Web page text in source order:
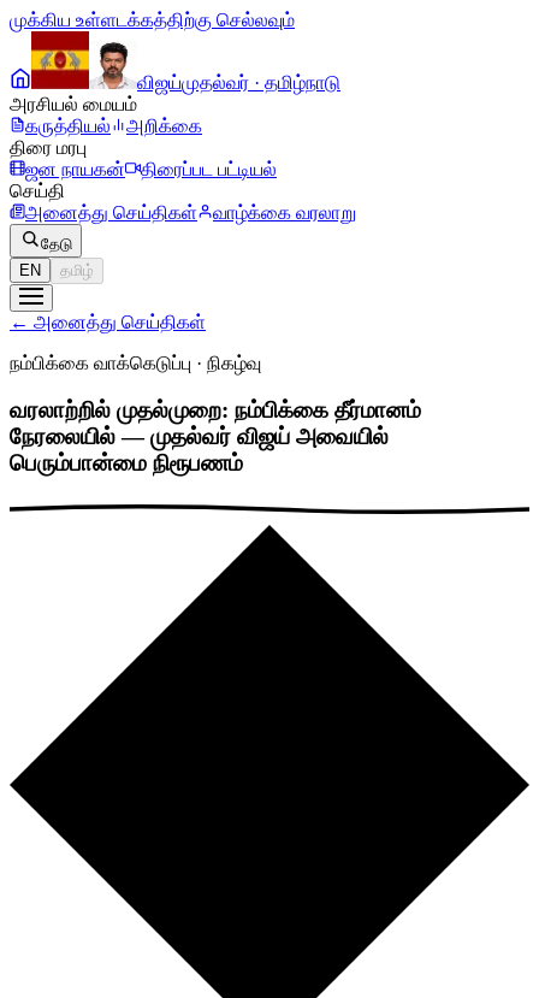
முக்கிய உள்ளடக்கத்திற்கு செல்லவும்
விஜய்முதல்வர் · தமிழ்நாடு
அரசியல் மையம்
கருத்தியல்
அறிக்கை
திரை மரபு
ஜன நாயகன்
திரைப்பட பட்டியல்
செய்தி
அனைத்து செய்திகள்
வாழ்க்கை வரலாறு
தேடு
EN
தமிழ்
← அனைத்து செய்திகள்
நம்பிக்கை வாக்கெடுப்பு · நிகழ்வு
வரலாற்றில் முதல்முறை: நம்பிக்கை தீர்மானம்
நேரலையில் — முதல்வர் விஜய் அவையில்
பெரும்பான்மை நிரூபணம்